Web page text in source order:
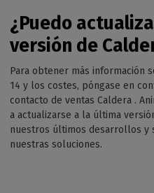
¿Puedo
versión de
Para obtener más información
14 y los costes, póngase en
contacto de ventas Caldera .
a actualizarse a la última
nuestros últimos desarrollos y
nuestras soluciones.